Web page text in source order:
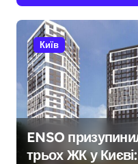
Київ
ENSO
трьох ЖК у